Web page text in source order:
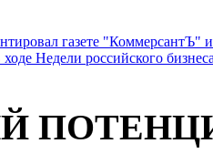
газете
Недели российского